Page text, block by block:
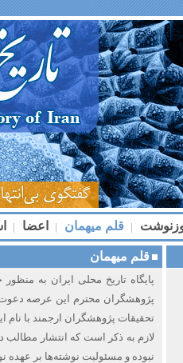
| قلم میهمان | اعضا |
قلم میهمان
پایگاه تاریخ محلی ایران به
پژوهشگران محترم این عرصه
تحقیقات پژوهشگران ارجمند با
لازم به ذکر است که انتشار مطالب
نبوده و مسئولیت نوشته‌ها بر عهده